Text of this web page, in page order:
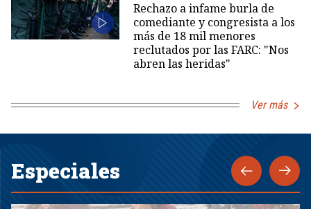
Rechazo a infame burla de
comediante y congresista a los
más de 18 mil menores
reclutados por las FARC: "Nos
abren las heridas"
Ver más
Especiales